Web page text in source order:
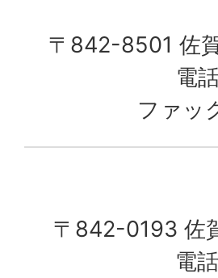
な
町
て
〒842-8501 佐
電
ファッ
〒842-0193 佐
電